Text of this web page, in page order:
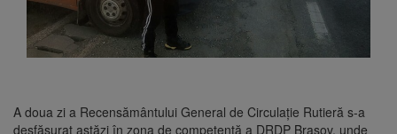
A doua zi a Recensământului General de Circulație Rutieră s-a
desfășurat astăzi în zona de competență a DRDP Brașov, unde